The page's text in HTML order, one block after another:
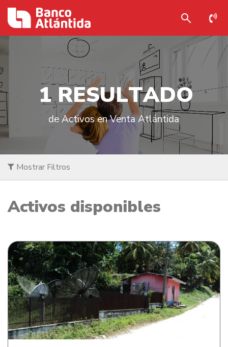
1 RESULTADO
de Activos en Venta Atlántida
Mostrar Filtros
Activos disponibles
Casa de habitación en barrio Las Mercedes